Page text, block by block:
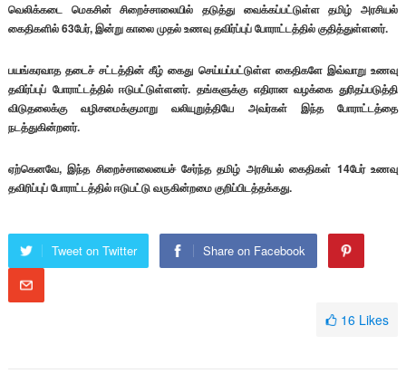
வெலிக்கடை மெகசின் சிறைச்சாலையில் தடுத்து வைக்கப்பட்டுள்ள தமிழ் அரசியல்
கைதிகளில் 63பேர், இன்று காலை முதல் உணவு தவிர்ப்புப் போராட்டத்தில் குதித்துள்ளனர்.
பயங்கரவாத தடைச் சட்டத்தின் கீழ் கைது செய்யப்பட்டுள்ள கைதிகளே இவ்வாறு உணவு
தவிர்ப்புப் போராட்டத்தில் ஈடுபட்டுள்ளனர். தங்களுக்கு எதிரான வழக்கை துரிதப்படுத்தி
விடுதலைக்கு வழிசமைக்குமாறு வலியுறுத்தியே அவர்கள் இந்த போராட்டத்தை
நடத்துகின்றனர்.
ஏற்கெனவே, இந்த சிறைச்சாலையைச் சேர்ந்த தமிழ் அரசியல் கைதிகள் 14பேர் உணவு
தவிரிப்புப் போராட்டத்தில் ஈடுபட்டு வருகின்றமை குறிப்பிடத்தக்கது.
Tweet on Twitter Share on Facebook
16 Likes